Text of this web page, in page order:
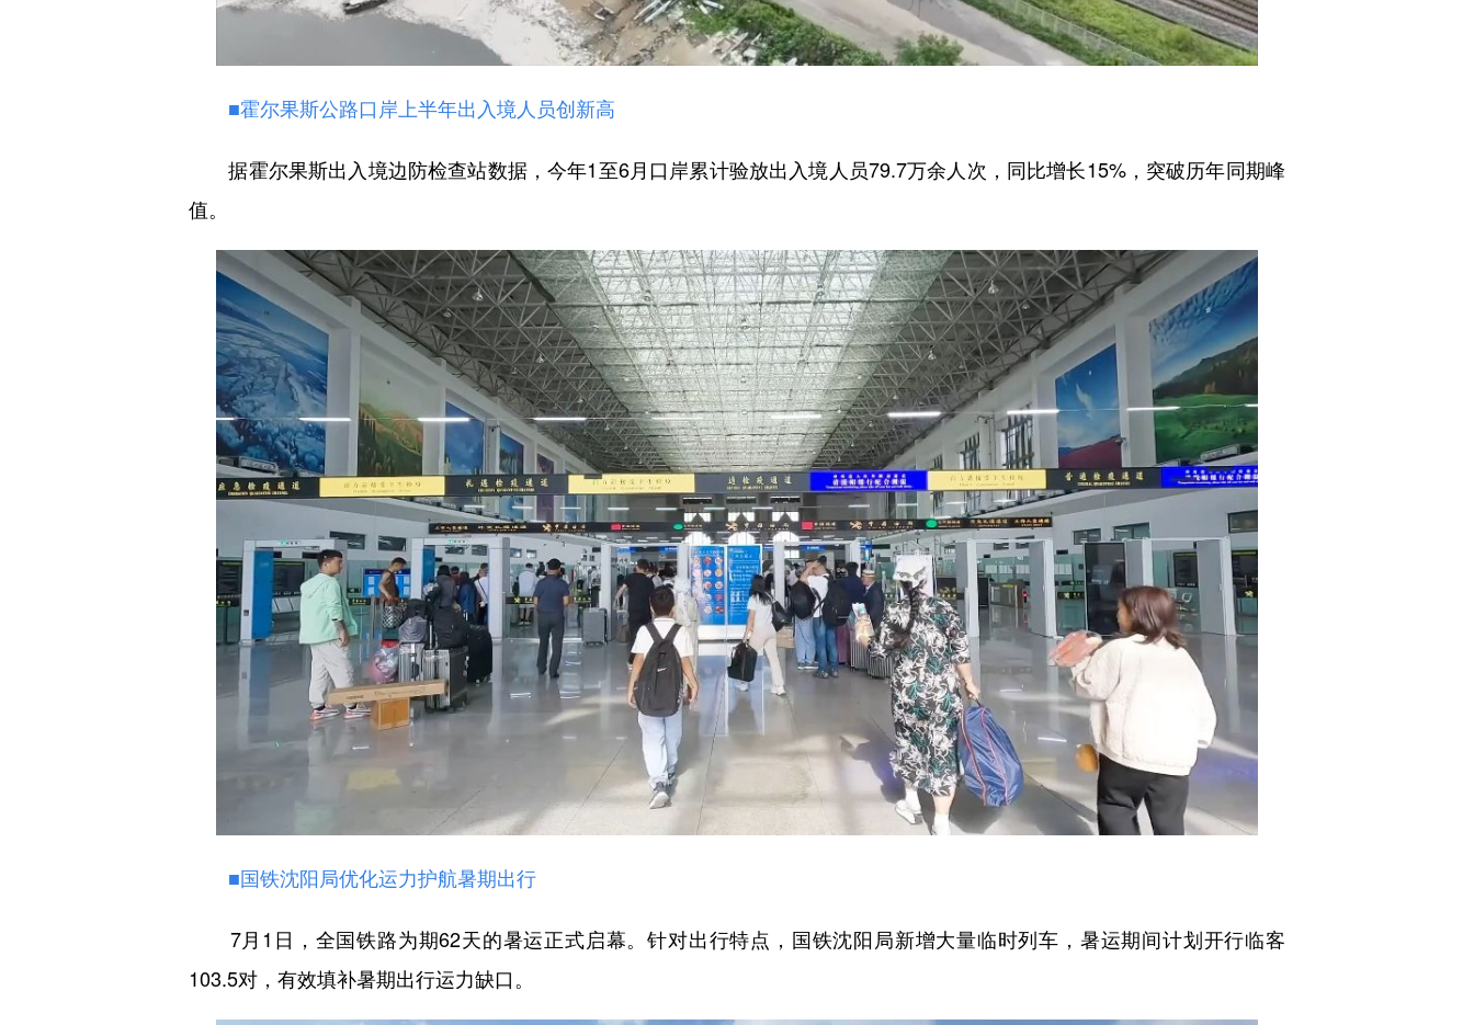
■霍尔果斯公路口岸上半年出入境人员创新高
据霍尔果斯出入境边防检查站数据，今年1至6月口岸累计验放出入境人员79.7万余人次，同比增长15%，突破历年同期峰
值。
■国铁沈阳局优化运力护航暑期出行
7月1日，全国铁路为期62天的暑运正式启幕。针对出行特点，国铁沈阳局新增大量临时列车，暑运期间计划开行临客
103.5对，有效填补暑期出行运力缺口。